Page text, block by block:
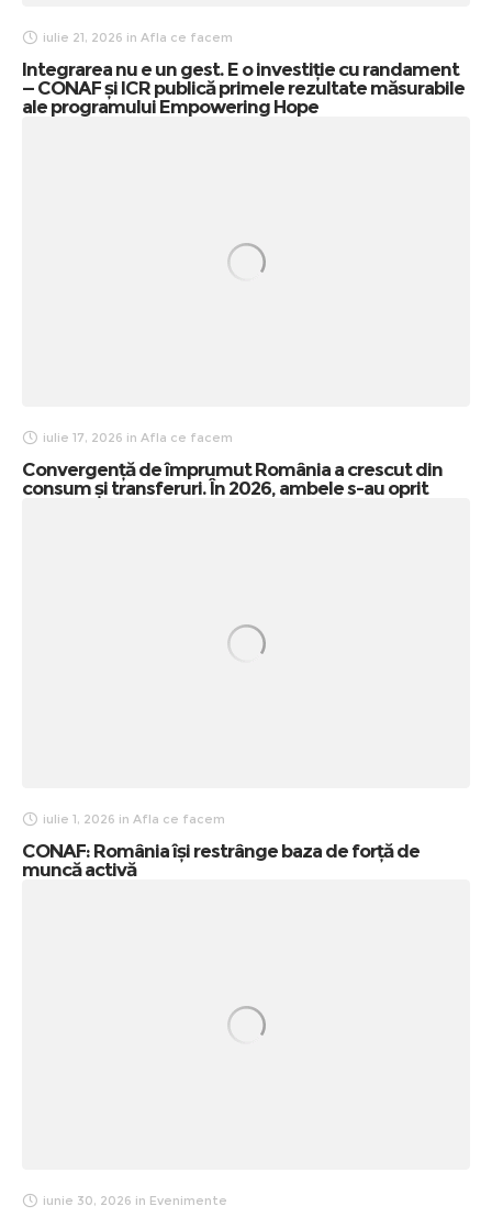
iulie 21, 2026 in Afla ce facem
Integrarea nu e un gest. E o investiție cu randament
— CONAF și ICR publică primele rezultate măsurabile
ale programului Empowering Hope
iulie 17, 2026 in Afla ce facem
Convergență de împrumut România a crescut din
consum și transferuri. În 2026, ambele s-au oprit
iulie 1, 2026 in Afla ce facem
CONAF: România își restrânge baza de forță de
muncă activă
iunie 30, 2026 in Evenimente